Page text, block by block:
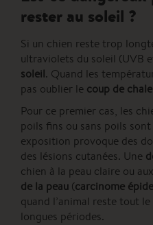
rester au soleil ?
Si un chien reste trop
ultraviolets du soleil (UVB
soleil. Quand les
pas oublier le coup de
Pour ce premier cas, les
poils fins ou sans poils
exposition provoque des
des lésions cutanées. Une
chien à la peau claire ou
de la peau (carcinome
quand l’animal reste tout
longues périodes.